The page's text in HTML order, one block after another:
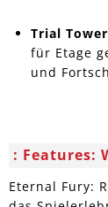
Trial
für Etage
und
Features:
Eternal Fury: